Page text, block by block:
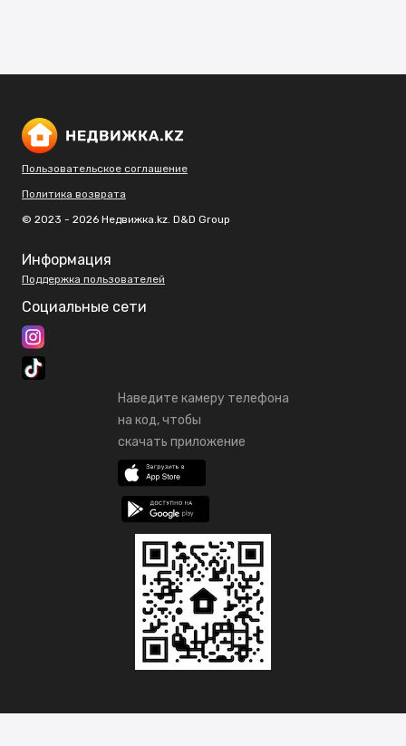
Пользовательское соглашение
Политика возврата
© 2023 - 2026 Недвижка.kz. D&D Group
Информация
Поддержка пользователей
Социальные сети
Наведите камеру телефона
на код, чтобы
скачать приложение